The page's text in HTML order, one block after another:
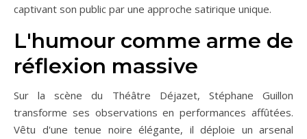
captivant son public par une approche satirique unique.
L'humour comme arme de
réflexion massive
Sur la scène du Théâtre Déjazet, Stéphane Guillon
transforme ses observations en performances affûtées.
Vêtu d'une tenue noire élégante, il déploie un arsenal